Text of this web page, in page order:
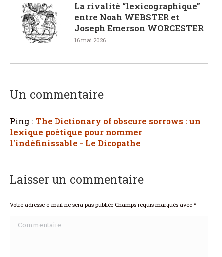
La rivalité “lexicographique”
entre Noah WEBSTER et
Joseph Emerson WORCESTER
16 mai 2026
Un commentaire
Ping : The Dictionary of obscure sorrows : un
lexique poétique pour nommer
l'indéfinissable - Le Dicopathe
Laisser un commentaire
Votre adresse e-mail ne sera pas publiée Champs requis marqués avec *
Commentaire